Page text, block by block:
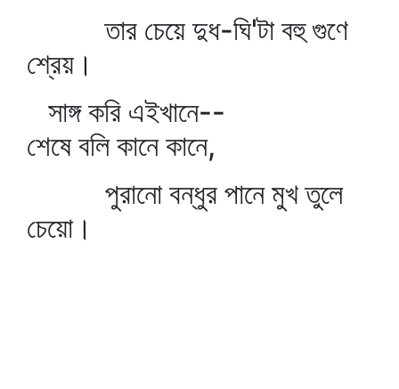
তার চেয়ে দুধ-ঘি'টা বহু গুণে
শ্রেয়।
সাঙ্গ করি এইখানে--
শেষে বলি কানে কানে,
পুরানো বন্ধুর পানে মুখ তুলে
চেয়ো।